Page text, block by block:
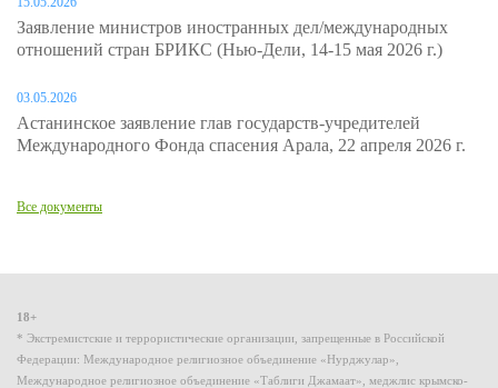
Заявление министров иностранных дел/международных
отношений стран БРИКС (Нью-Дели, 14-15 мая 2026 г.)
03.05.2026
Астанинское заявление глав государств-учредителей
Международного Фонда спасения Арала, 22 апреля 2026 г.
Все документы
18+
* Экстремистские и террористические организации, запрещенные в Российской
Федерации: Международное религиозное объединение «Нурджулар»,
Международное религиозное объединение «Таблиги Джамаат», меджлис крымско-